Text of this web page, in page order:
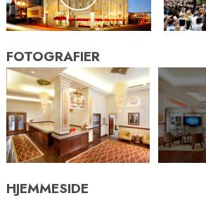
FOTOGRAFIER
HJEMMESIDE